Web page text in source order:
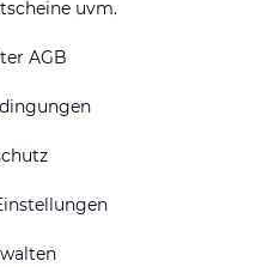
uvm.
AGB